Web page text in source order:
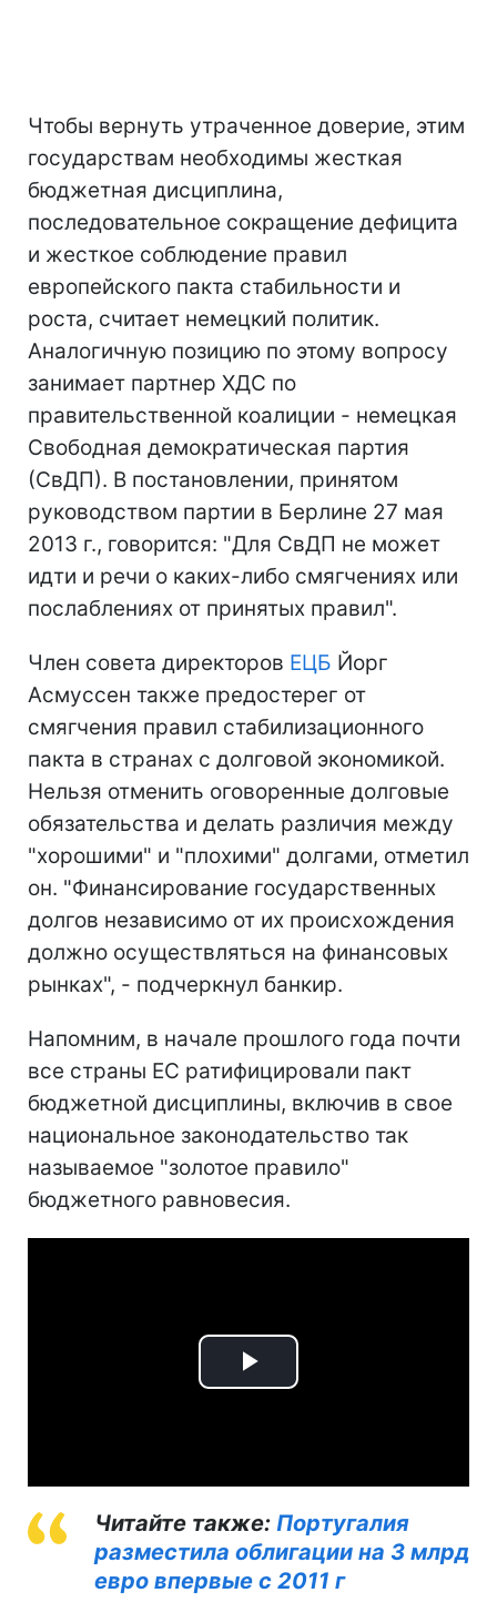
Чтобы вернуть утраченное доверие, этим
государствам необходимы жесткая
бюджетная дисциплина,
последовательное сокращение дефицита
и жесткое соблюдение правил
европейского пакта стабильности и
роста, считает немецкий политик.
Аналогичную позицию по этому вопросу
занимает партнер ХДС по
правительственной коалиции - немецкая
Свободная демократическая партия
(СвДП). В постановлении, принятом
руководством партии в Берлине 27 мая
2013 г., говорится: "Для СвДП не может
идти и речи о каких-либо смягчениях или
послаблениях от принятых правил".
Член совета директоров ЕЦБ Йорг
Асмуссен также предостерег от
смягчения правил стабилизационного
пакта в странах с долговой экономикой.
Нельзя отменить оговоренные долговые
обязательства и делать различия между
"хорошими" и "плохими" долгами, отметил
он. "Финансирование государственных
долгов независимо от их происхождения
должно осуществляться на финансовых
рынках", - подчеркнул банкир.
Напомним, в начале прошлого года почти
все страны ЕС ратифицировали пакт
бюджетной дисциплины, включив в свое
национальное законодательство так
называемое "золотое правило"
бюджетного равновесия.
Play
Читайте также: Португалия
разместила облигации на 3 млрд
евро впервые с 2011 г